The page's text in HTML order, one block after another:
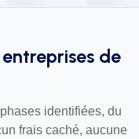
de
identifiées, du
frais caché, aucune